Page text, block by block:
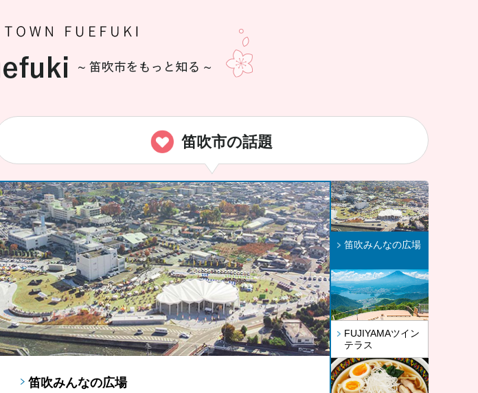
笛吹市の話題
笛吹みんなの広場
FUJIYAMAツインテラス
笛吹市ソウルフード「ラーほー」
笛吹みんなの広場
FUJIYAMAツイン
テラス